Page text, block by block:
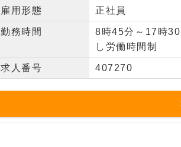
雇用形態 正社員
勤務時間
8時45分～17時
し労働時間制
求人番号 407270